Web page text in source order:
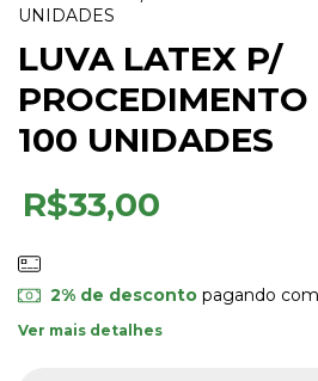
UNIDADES
LUVA LATEX P/
100 UNIDADES
R$33,00
2% de descontopagando
Ver mais detalhes